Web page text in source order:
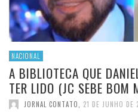
NACIONAL
A BIBLIOTECA QUE
TER LIDO (JC SEBE BOM
JORNAL CONTATO, 21 DE JUNHO DE